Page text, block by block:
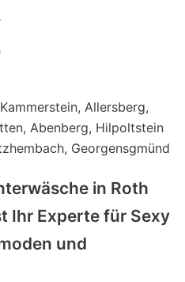
Allersberg,
Abenberg, Hilpoltstein
Georgensgmünd
in Roth
Ihr Experte für Sexy
und